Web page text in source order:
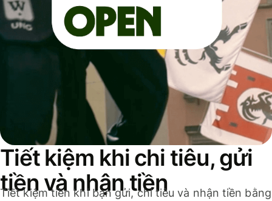
Tiết kiệm khi chi tiêu, gửi
tiền và nhận tiền
Tiết kiệm tiền khi bạn gửi, chi tiêu và nhận tiền bằng